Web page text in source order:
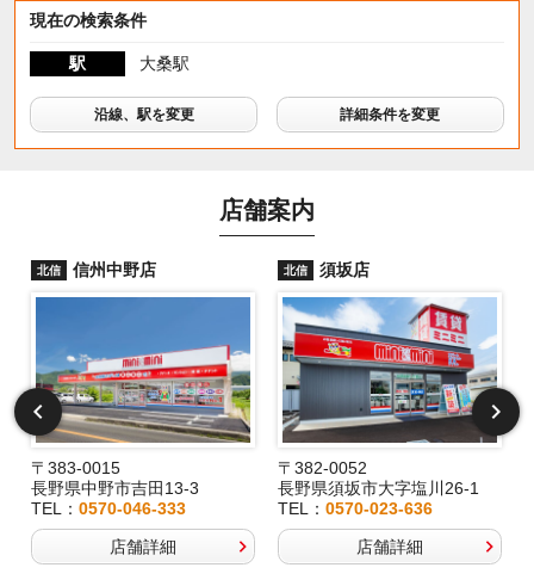
現在の検索条件
駅 大桑駅
沿線、駅を変更 詳細条件を変更
店舗案内
北信 信州中野店
〒383-0015
長野県中野市吉田13-3
TEL： 0570-046-333
店舗詳細
北信 須坂店
〒382-0052
長野県須坂市大字塩川26-1
TEL：0570-023-636
店舗詳細